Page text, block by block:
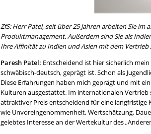
ZfS: Herr Patel, seit über 25 Jahren arbeiten Sie
Produktmanagement. Außerdem sind Sie als
Ihre Affinität zu Indien und Asien mit dem Vertrieb
Paresh Patel: Entscheidend ist hier sicherlich
schwäbisch-deutsch, geprägt ist. Schon als
Diese Erfahrungen haben mich geprägt und mit
Kulturen ausgestattet. Im internationalen
attraktiver Preis entscheidend für eine langfristige
wie Unvoreingenommenheit, Wertschätzung,
gelebtes Interesse an der Wertekultur des